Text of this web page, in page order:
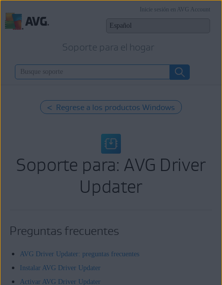
Soporte para el hogar
Inicie sesión en AVG Account
< Regrese a los productos Windows
Soporte para: AVG Driver
Updater
Preguntas frecuentes
AVG Driver Updater: preguntas frecuentes
Instalar AVG Driver Updater
Activar AVG Driver Updater